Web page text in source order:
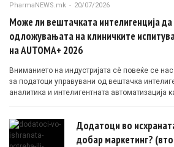
PharmaNEWS.mk - 20/07/2026
Може ли вештачката интелигенција да
одложувањата на клиничките
на AUTOMA+ 2026
Вниманието на индустријата сè повеќе се
за податоци управувани од вештачка
аналитика и интелигентната автоматизација
Додатоци во
добар маркетинг?